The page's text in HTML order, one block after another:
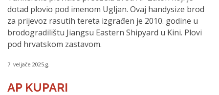
dotad plovio pod imenom Ugljan. Ovaj handysize brod
za prijevoz rasutih tereta izgrađen je 2010. godine u
brodogradilištu Jiangsu Eastern Shipyard u Kini. Plovi
pod hrvatskom zastavom.
7. veljače 2025.g.
AP KUPARI